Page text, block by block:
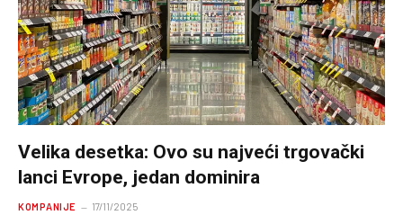
Velika desetka: Ovo su najveći trgovački
lanci Evrope, jedan dominira
KOMPANIJE 17/11/2025